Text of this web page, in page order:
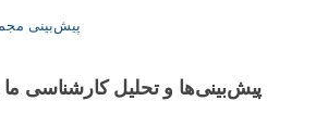
پیش‌بینی
پیش‌بینی‌ها و تحلیل کارشناسی ما